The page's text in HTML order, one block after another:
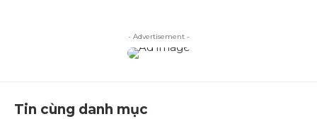
- Advertisement -
Tin cùng danh mục